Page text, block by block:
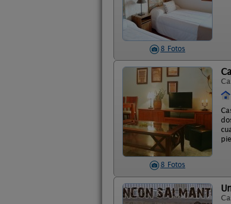
8 Fotos
8 Fotos